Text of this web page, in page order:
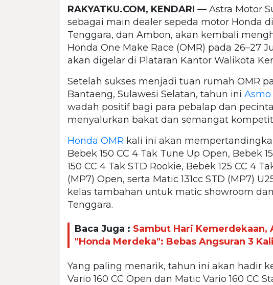
RAKYATKU.COM, KENDARI — Astra Motor
sebagai main dealer sepeda motor Honda
Tenggara, dan Ambon, akan kembali
Honda One Make Race (OMR) pada 26–27
akan digelar di Plataran Kantor Walikota
Setelah sukses menjadi tuan rumah OMR
Bantaeng, Sulawesi Selatan, tahun ini Asmo
wadah positif bagi para pebalap dan
menyalurkan bakat dan semangat
Honda OMR kali ini akan
Bebek 150 CC 4 Tak Tune Up Open, Bebek
150 CC 4 Tak STD Rookie, Bebek 125 CC 4
(MP7) Open, serta Matic 131cc STD (MP7)
kelas tambahan untuk matic showroom
Tenggara.
Baca Juga : Sambut Hari Kemerdekaan,
"Honda Merdeka": Bebas Angsuran 3
Yang paling menarik, tahun ini akan hadir
Vario 160 CC Open dan Matic Vario 160 CC